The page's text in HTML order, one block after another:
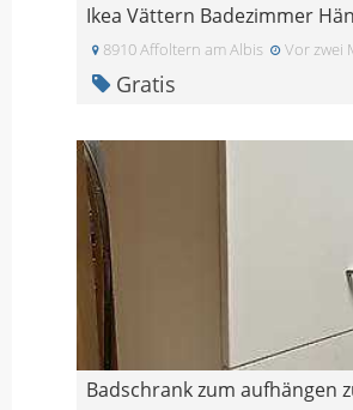
Ikea Vättern Badezimmer
8910 Affoltern am Albis Vor zwei
Gratis